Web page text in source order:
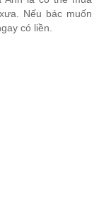
Nếu bác muốn
có liền.